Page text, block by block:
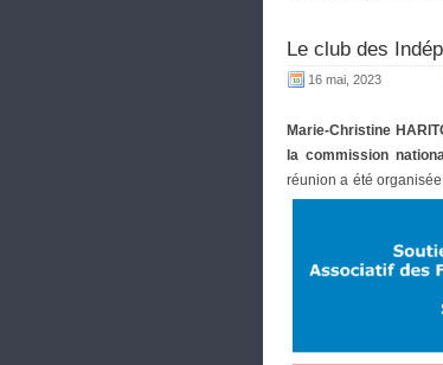
Le club des
16 mai, 2023
Marie-Christine
la commission
réunion a été organisée